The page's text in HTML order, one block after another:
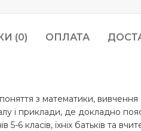
(0) ОПЛАТА
з математики,
і приклади, де докладно
класів, їхніх батьків та